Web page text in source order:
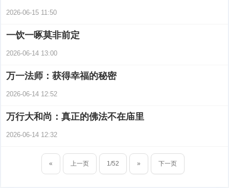
2026-06-15 11:50
一饮一啄莫非前定
2026-06-14 13:00
万一法师：获得幸福的秘密
2026-06-14 12:52
万行大和尚：真正的佛法不在庙里
2026-06-14 12:32
« 上一页 1/52 » 下一页